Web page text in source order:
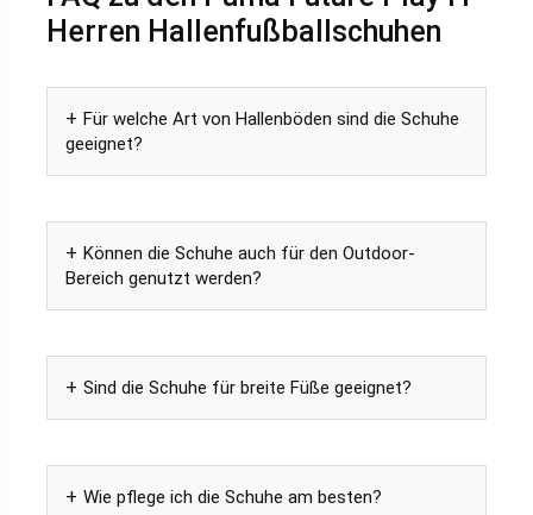
Herren Hallenfußballschuhen
Für welche Art von Hallenböden sind die Schuhe
geeignet?
Können die Schuhe auch für den Outdoor-
Bereich genutzt werden?
Sind die Schuhe für breite Füße geeignet?
Wie pflege ich die Schuhe am besten?